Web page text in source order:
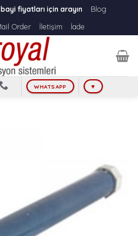
fiyatları için arayın
Blog
Order İletişim İade
WHATSAPP ♥